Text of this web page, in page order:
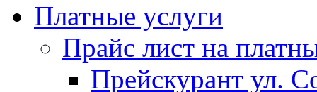
Платные услуги
Прайс лист на
Прейскурант ул.